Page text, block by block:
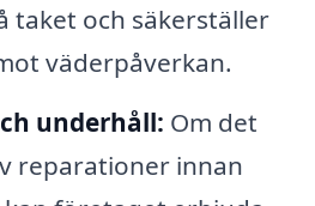
taket och säkerställer
väderpåverkan.
underhåll: Om det
reparationer innan